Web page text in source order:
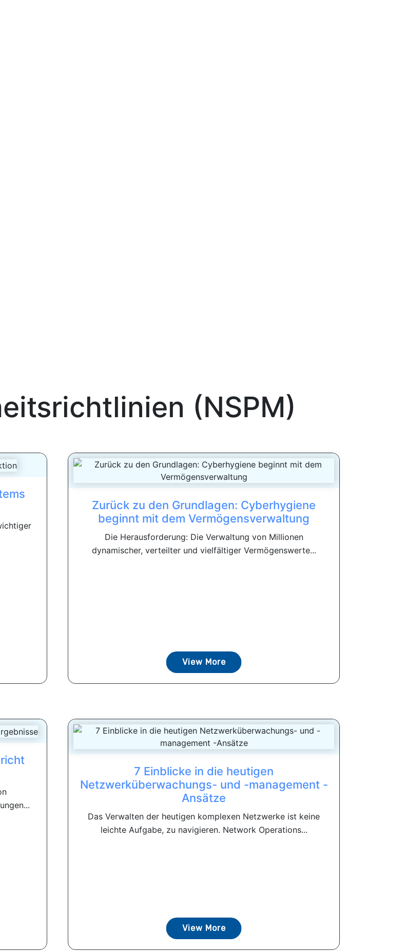
(NSPM)
Zurück zu den Grundlagen: Cyberhygiene
beginnt mit dem Vermögensverwaltung
Die Herausforderung: Die Verwaltung von Millionen
dynamischer, verteilter und vielfältiger Vermögenswerte...
View More
7 Einblicke in die heutigen
Netzwerküberwachungs- und -management -
Ansätze
Das Verwalten der heutigen komplexen Netzwerke ist keine
leichte Aufgabe, zu navigieren. Network Operations...
View More